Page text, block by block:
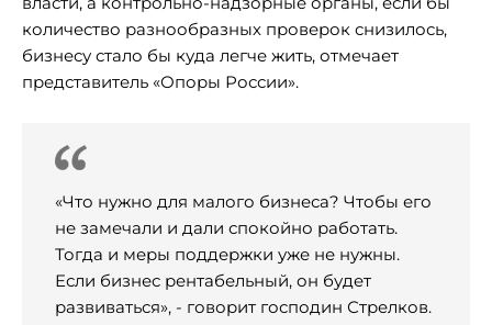
количество разнообразных проверок снизилось,
бизнесу стало бы куда легче жить, отмечает
представитель «Опоры России».
«Что нужно для малого бизнеса? Чтобы его
не замечали и дали спокойно работать.
Тогда и меры поддержки уже не нужны.
Если бизнес рентабельный, он будет
развиваться», - говорит господин Стрелков.